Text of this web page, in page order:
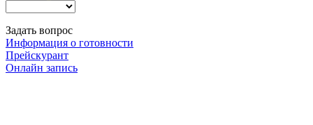
Задать вопрос
Информация о готовности
Прейскурант
Онлайн запись